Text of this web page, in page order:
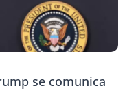
se comunica